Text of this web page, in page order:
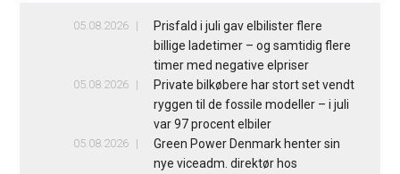
05.08.2026
Prisfald i juli gav elbilister flere
billige ladetimer – og samtidig flere
timer med negative elpriser
05.08.2026
Private bilkøbere har stort set vendt
ryggen til de fossile modeller – i juli
var 97 procent elbiler
05.08.2026
Green Power Denmark henter sin
nye viceadm. direktør hos